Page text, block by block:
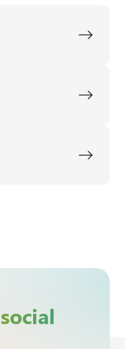
social